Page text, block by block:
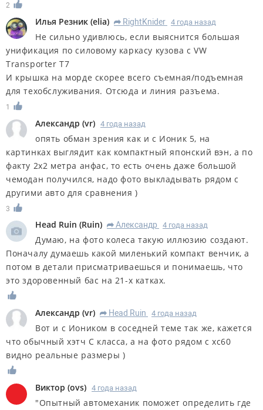
2
Илья Резник (elia) R RightKnider 4 года назад
Не сильно удивлюсь, если выяснится большая
унификация по силовому каркасу кузова с VW
Transporter T7
И крышка на морде скорее всего съемная/подъемная
для техобслуживания. Отсюда и линия разъема.
1
Александр (vr) 4 года назад
опять обман зрения как и с Ионик 5, на
картинках выглядит как компактный японский вэн, а по
факту 2х2 метра анфас, то есть очень даже большой
чемодан получился, надо фото выкладывать рядом с
другими авто для сравнения )
3
Head Ruin (Ruin) R Александр 4 года назад
Думаю, на фото колеса такую иллюзию создают.
Поначалу думаешь какой миленький компакт венчик, а
потом в детали присматриваешься и понимаешь, что
это здоровенный бас на 21-х катках.
Александр (vr) R Head Ruin 4 года назад
Вот и с Иоником в соседней теме так же, кажется
что обычный хэтч С класса, а на фото рядом с хс60
видно реальные размеры )
Виктор (ovs) 4 года назад
"Опытный автомеханик поможет определить где